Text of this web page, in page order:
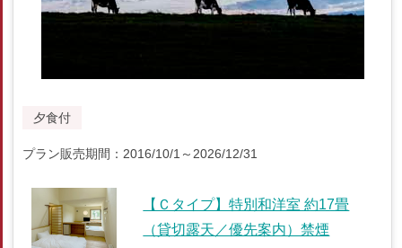
夕食付
プラン販売期間：2016/10/1～2026/12/31
【Ｃタイプ】特別和洋室 約17畳
（貸切露天／優先案内）禁煙